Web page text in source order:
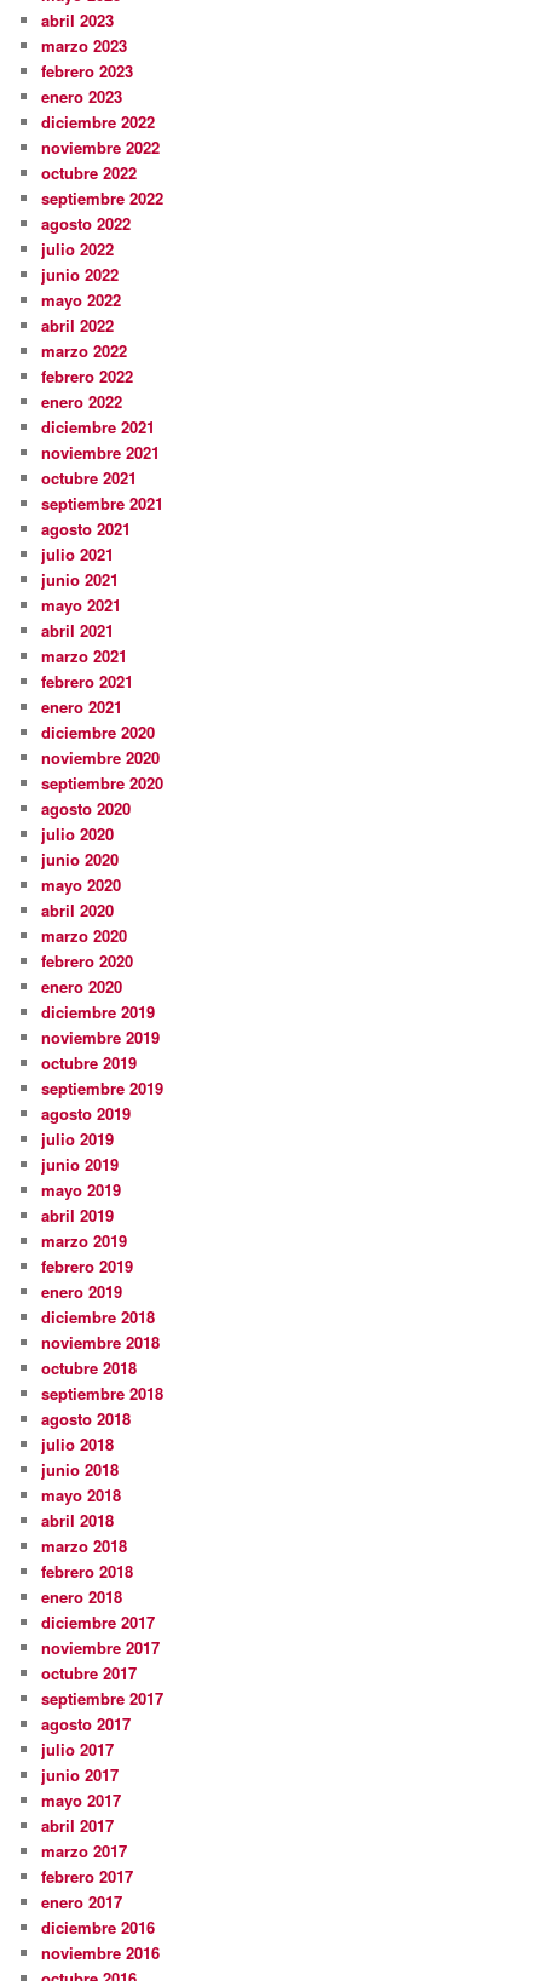
abril 2023
marzo 2023
febrero 2023
enero 2023
diciembre 2022
noviembre 2022
octubre 2022
septiembre 2022
agosto 2022
julio 2022
junio 2022
mayo 2022
abril 2022
marzo 2022
febrero 2022
enero 2022
diciembre 2021
noviembre 2021
octubre 2021
septiembre 2021
agosto 2021
julio 2021
junio 2021
mayo 2021
abril 2021
marzo 2021
febrero 2021
enero 2021
diciembre 2020
noviembre 2020
septiembre 2020
agosto 2020
julio 2020
junio 2020
mayo 2020
abril 2020
marzo 2020
febrero 2020
enero 2020
diciembre 2019
noviembre 2019
octubre 2019
septiembre 2019
agosto 2019
julio 2019
junio 2019
mayo 2019
abril 2019
marzo 2019
febrero 2019
enero 2019
diciembre 2018
noviembre 2018
octubre 2018
septiembre 2018
agosto 2018
julio 2018
junio 2018
mayo 2018
abril 2018
marzo 2018
febrero 2018
enero 2018
diciembre 2017
noviembre 2017
octubre 2017
septiembre 2017
agosto 2017
julio 2017
junio 2017
mayo 2017
abril 2017
marzo 2017
febrero 2017
enero 2017
diciembre 2016
noviembre 2016